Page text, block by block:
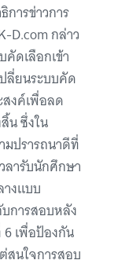
ารข่าวการ
D.com กล่าว
ดเลือกเข้า
ลี่ยนระบบคัด
งค์เพื่อลด
น ซึ่งใน
มปรารถนาดีที่
ลารับนักศึกษา
งแบบ
การสอบหลัง
เพื่อป้องกัน
สนใจการสอบ